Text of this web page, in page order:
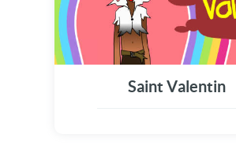
Saint Valentin